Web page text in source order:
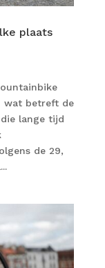
plaats
wat betreft de
lange tijd
de 29,